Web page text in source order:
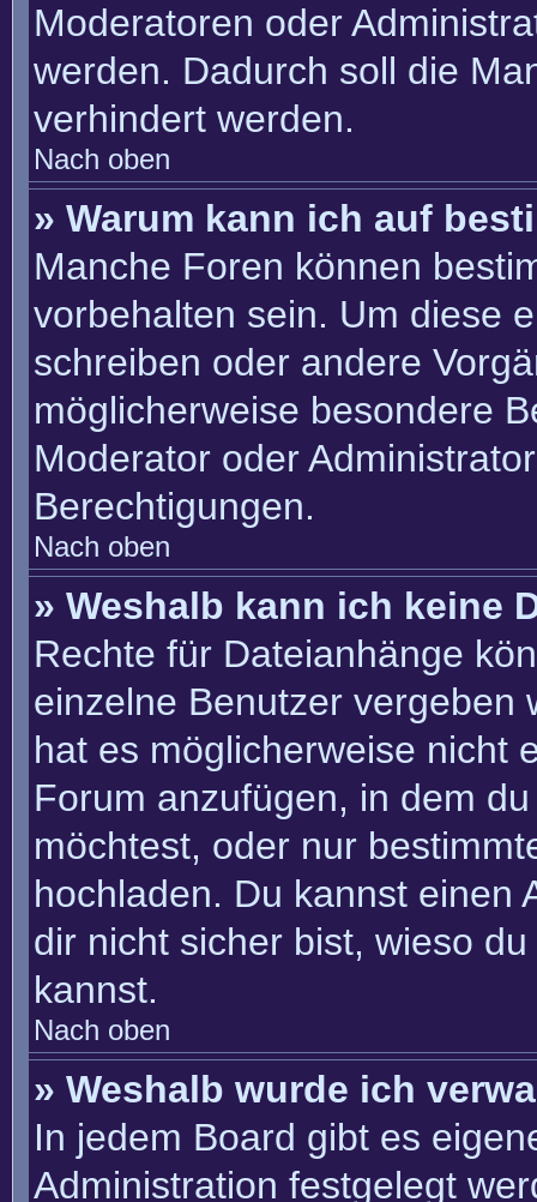
Moderatoren oder
werden. Dadurch soll die
verhindert werden.
Nach oben
» Warum kann ich auf
Manche Foren können
vorbehalten sein. Um diese
schreiben oder andere
möglicherweise besondere
Moderator oder
Berechtigungen.
Nach oben
» Weshalb kann ich keine
Rechte für Dateianhänge
einzelne Benutzer vergeben
hat es möglicherweise nicht
Forum anzufügen, in dem
möchtest, oder nur
hochladen. Du kannst einen
dir nicht sicher bist, wieso
kannst.
Nach oben
» Weshalb wurde ich
In jedem Board gibt es
Administration festgelegt